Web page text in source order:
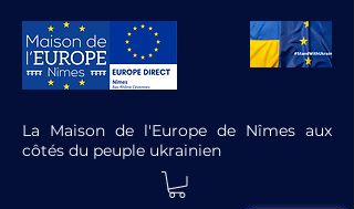
La Maison de l'Europe de Nîmes aux
côtés du peuple ukrainien